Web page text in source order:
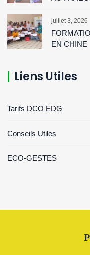
juillet 3, 2026
EN CHINE
Liens Utiles
Tarifs DCO EDG
Conseils Utiles
ECO-GESTES